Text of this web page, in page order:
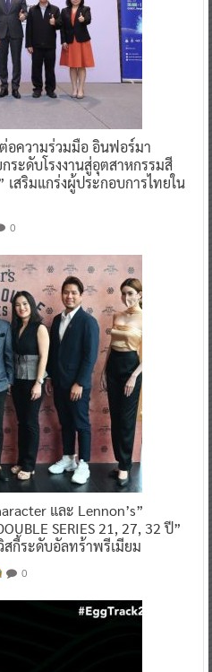
อความร่วมมือ อินฟอร์มา
ระดับโรงงานสู่อุตสาหกรรมสี
เสริมแกร่งผู้ประกอบการไทยใน
0
และ Lennon’s”
SERIES 21, 27, 32 ปี”
กี้ระดับอัลทร้าพรีเมียม
0